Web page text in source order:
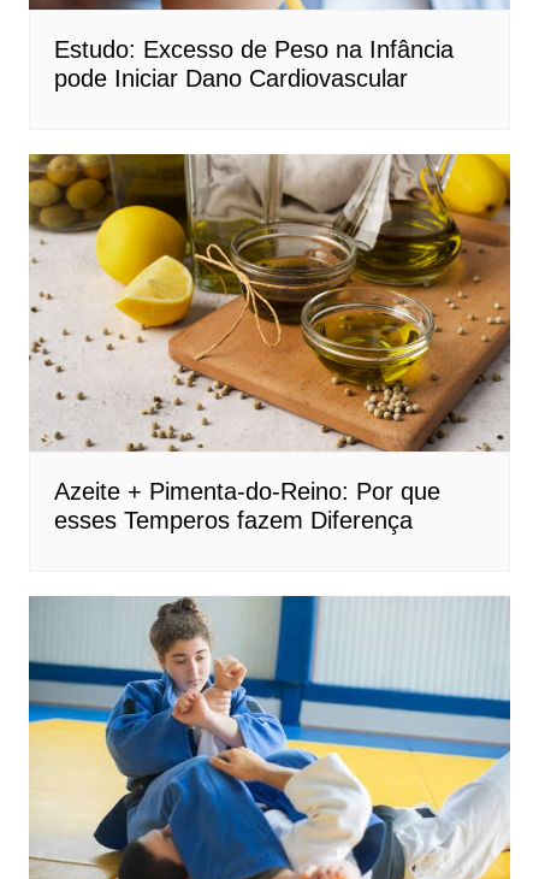
Estudo: Excesso de Peso na Infância
pode Iniciar Dano Cardiovascular
Azeite + Pimenta-do-Reino: Por que
esses Temperos fazem Diferença